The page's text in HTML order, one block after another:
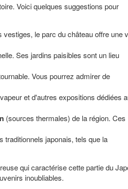
Voici quelques suggestions pour
le parc du château offre une
Ses jardins paisibles sont un lieu
Vous pourrez admirer de
et d'autres expositions dédiées
(sources thermales) de la région. Ces
traditionnels japonais, tels que la
qui caractérise cette partie du
inoubliables.